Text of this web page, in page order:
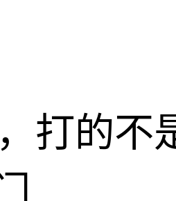
打的不